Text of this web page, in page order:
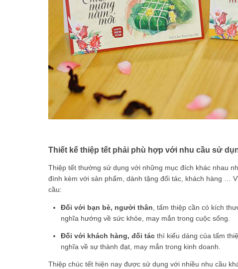
Thiết kế thiệp tết phải phù hợp với nhu cầu sử
Thiệp tết thường sử dụng với những mục đích khác nhau
đính kèm với sản phẩm, dành tặng đối tác, khách hàng …
cầu:
Đối với bạn bè, người thân , tấm thiệp cần có kích
nghĩa hướng về sức khỏe, may mắn trong cuộc sống.
Đối với khách hàng, đối tác thì kiểu dáng của tấm
nghĩa về sự thành đạt, may mắn trong kinh doanh.
Thiệp chúc tết hiện nay được sử dụng với nhiều nhu cầu